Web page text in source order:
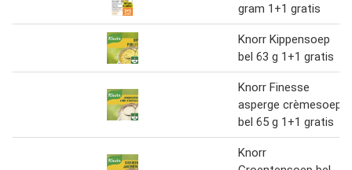
gram 1+1 gratis
Knorr Kippensoep
bel 63 g 1+1 gratis
Knorr Finesse
asperge crèmesoep
bel 65 g 1+1 gratis
Knorr